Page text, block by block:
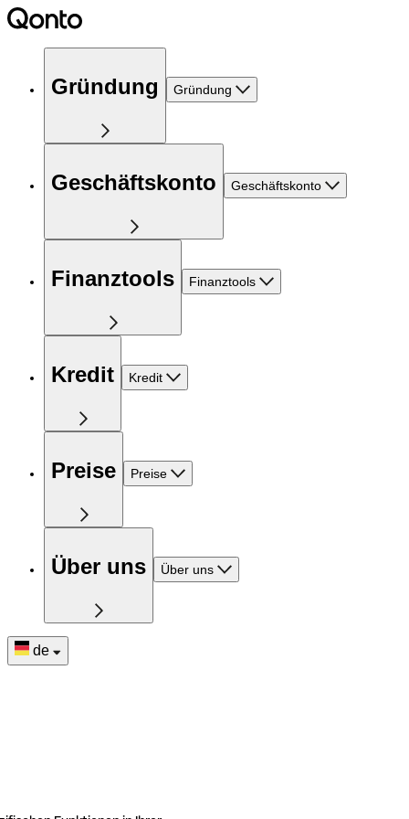
Gründung Gründung
Geschäftskonto Geschäftskonto
Finanztools Finanztools
Kredit Kredit
Preise Preise
Über uns Über uns
de